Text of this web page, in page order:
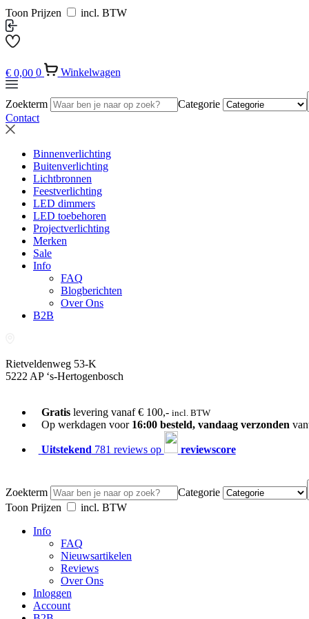
Toon Prijzen incl. BTW
€ 0,00 0 Winkelwagen
Zoekterm
Categorie
Contact
Binnenverlichting
Buitenverlichting
Lichtbronnen
Feestverlichting
LED dimmers
LED toebehoren
Projectverlichting
Merken
Sale
Info
FAQ
Blogberichten
Over Ons
B2B
Rietveldenweg 53-K
5222 AP ‘s-Hertogenbosch
Gratislevering vanaf € 100,- incl. BTW
Op werkdagen voor 16:00 besteld, vandaag verzonden
Uitstekend 781 reviews op reviewscore
Zoekterm
Categorie
Toon Prijzen
incl. BTW
Info
FAQ
Nieuwsartikelen
Reviews
Over Ons
Inloggen
Account